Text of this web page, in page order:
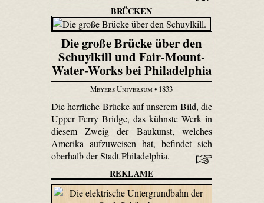
BRÜCKEN
Die große Brücke über den
Schuylkill und Fair-Mount-
Water-Works bei Philadelphia
Meyers Universum• 1833
Die herrliche Brücke auf unserem Bild, die
Upper Ferry Bridge, das kühnste Werk in
diesem Zweig der Baukunst, welches
Amerika aufzuweisen hat, befindet sich
oberhalb der Stadt Philadelphia.
REKLAME